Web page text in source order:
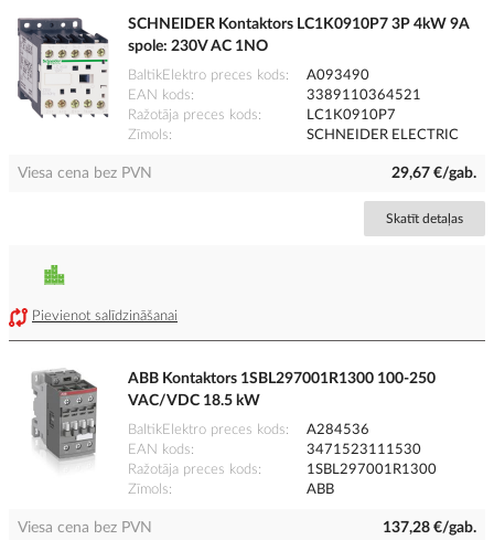
SCHNEIDER Kontaktors LC1K0910P7 3P 4kW 9A
spole: 230V AC 1NO
BaltikElektro preces kods
A093490
EAN kods
3389110364521
Ražotāja preces kods
LC1K0910P7
Zīmols
SCHNEIDER ELECTRIC
Viesa cena bez PVN 29,67 €/gab.
Skatīt detaļas
Pievienot salīdzināšanai
ABB Kontaktors 1SBL297001R1300 100-250
VAC/VDC 18.5 kW
BaltikElektro preces kods
A284536
EAN kods
3471523111530
Ražotāja preces kods
1SBL297001R1300
Zīmols
ABB
Viesa cena bez PVN 137,28 €/gab.